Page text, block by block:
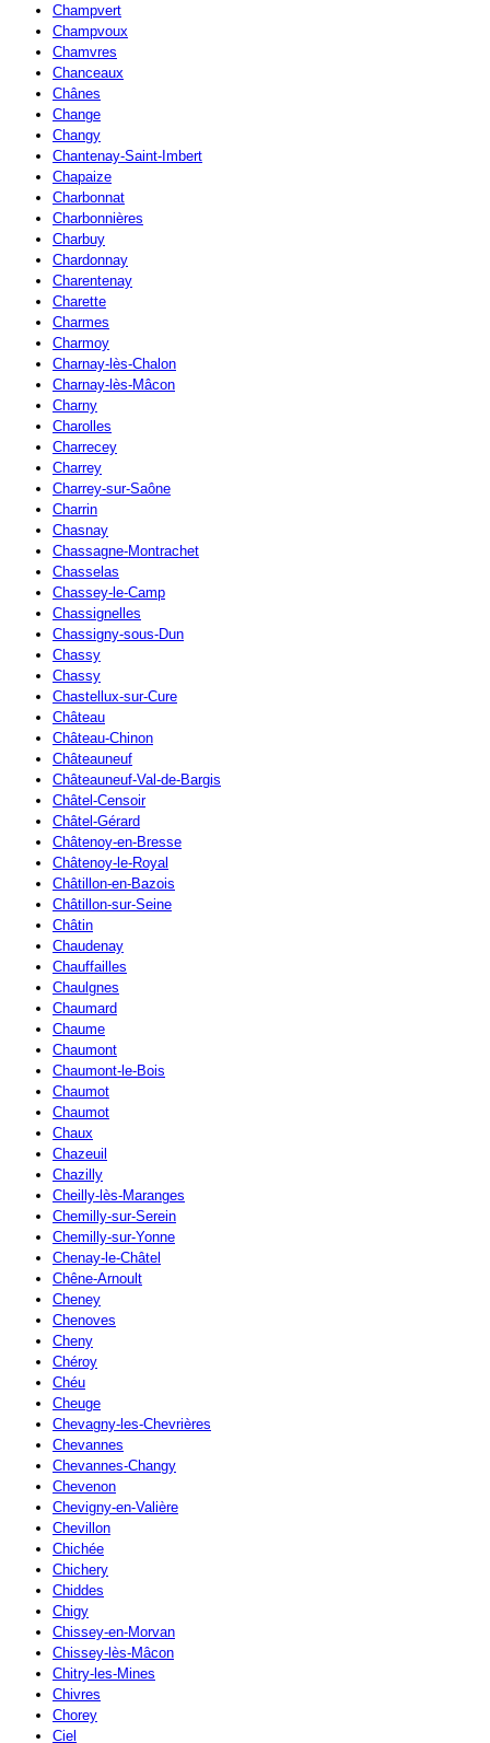
Champvert
Champvoux
Chamvres
Chanceaux
Chânes
Change
Changy
Chantenay-Saint-Imbert
Chapaize
Charbonnat
Charbonnières
Charbuy
Chardonnay
Charentenay
Charette
Charmes
Charmoy
Charnay-lès-Chalon
Charnay-lès-Mâcon
Charny
Charolles
Charrecey
Charrey
Charrey-sur-Saône
Charrin
Chasnay
Chassagne-Montrachet
Chasselas
Chassey-le-Camp
Chassignelles
Chassigny-sous-Dun
Chassy
Chassy
Chastellux-sur-Cure
Château
Château-Chinon
Châteauneuf
Châteauneuf-Val-de-Bargis
Châtel-Censoir
Châtel-Gérard
Châtenoy-en-Bresse
Châtenoy-le-Royal
Châtillon-en-Bazois
Châtillon-sur-Seine
Châtin
Chaudenay
Chauffailles
Chaulgnes
Chaumard
Chaume
Chaumont
Chaumont-le-Bois
Chaumot
Chaumot
Chaux
Chazeuil
Chazilly
Cheilly-lès-Maranges
Chemilly-sur-Serein
Chemilly-sur-Yonne
Chenay-le-Châtel
Chêne-Arnoult
Cheney
Chenoves
Cheny
Chéroy
Chéu
Cheuge
Chevagny-les-Chevrières
Chevannes
Chevannes-Changy
Chevenon
Chevigny-en-Valière
Chevillon
Chichée
Chichery
Chiddes
Chigy
Chissey-en-Morvan
Chissey-lès-Mâcon
Chitry-les-Mines
Chivres
Chorey
Ciel